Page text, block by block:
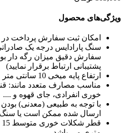
ویژگی‌های محصول
امکان ثبت سفارش پرداخت
سنگ پارادایس درجه یک
سفارش دقیق میزان رگه دار
پشتیبانی ارتباط برقرار نمایید)
ارتفاع پایه میخی 10 سانتی متر
مناسب مصارف متعدد مانند:
خوری انفرادی، جای قهوه و ....
با توجه به طبیعی (معدنی)
ارسال شده ممکن است یا